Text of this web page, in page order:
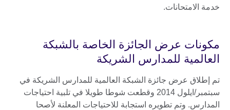
خدمة الامتحانات.
مكونات عرض الجائزة الخاصة بالشبكة
العالمية للمدارس الشريكة
تم إطلاق عرض جائزة الشبكة العالمية للمدارس الشريكة في
سبتمبر/ايلول 2014 وقطعت شوطا طويلا في تلبية احتياجات
المدارس. وتم تطويره استجابة للاحتياجات المعلنة لأصحا